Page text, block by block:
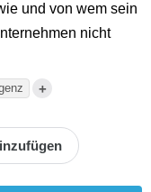
und von wem sein
nicht
+